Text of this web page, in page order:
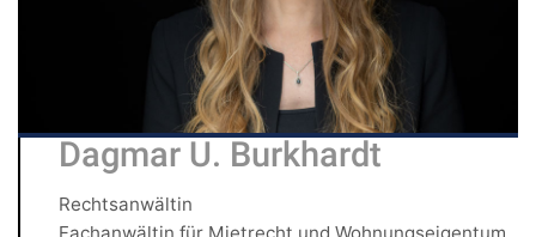
Dagmar U. Burkhardt
Rechtsanwältin